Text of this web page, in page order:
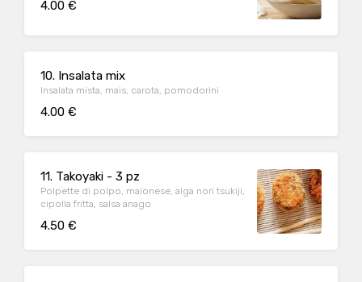
4.00 €
10. Insalata mix
Insalata mista, mais, carota, pomodorini
4.00 €
11. Takoyaki - 3 pz
Polpette di polpo, maionese, alga nori tsukiji,
cipolla fritta, salsa anago
4.50 €